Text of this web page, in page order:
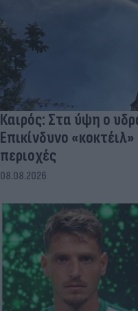
Καιρός: Στα ύψη ο
Επικίνδυνο
περιοχές
08.08.2026